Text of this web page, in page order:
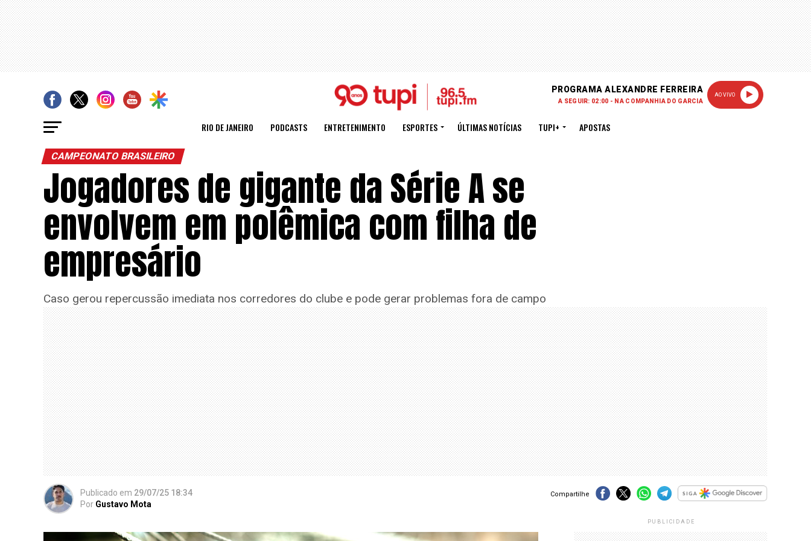
PROGRAMA ALEXANDRE FERREIRA
A SEGUIR: 02:00 - NA COMPANHIA DO GARCIA
AO VIVO
RIO DE JANEIRO PODCASTS ENTRETENIMENTO ESPORTES ÚLTIMAS NOTÍCIAS TUPI+ APOSTAS
CAMPEONATO BRASILEIRO
Jogadores de gigante da Série A se
envolvem em polêmica com filha de
empresário
Caso gerou repercussão imediata nos corredores do clube e pode gerar problemas fora de campo
Publicado em 29/07/25 18:34
Por Gustavo Mota
Compartilhe
PUBLICIDADE